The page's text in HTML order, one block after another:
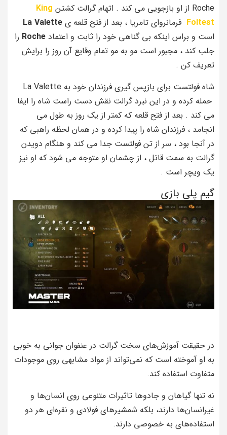
Roche از او بازجویی می کند . اتهام گرالت کشتن
King
Foltest فرمانروای تامریا ، بعد از فتح قلعه ی La Valette
است و براس اینکه بی گناهی خود را ثابت و اعتماد Roche را
جلب کند ، مجبور است مو به مو تمام وقایع آن روز را برایش
تعریف کن .
شاه فولتست برای بازپس گیری فرزندان خود به La Valette
حمله کرده و در این نبرد گرالت نقش دست راست شاه را ایفا
می کند . بعد از فتح قلعه که کمتر از یک روز به طول می
انجامد ، فرزندان شاه را پیدا کرده و در همان لحظه راهبی که
در آنجا بود ، سر از تن فولتست جدا می کند و هنگام دویدن
گرالت به سمت قاتل ، از چشمان او متوجه می شود که او نیز
یک ویچر است .
گیم پلی بازی
در حقیقت آموزش‌های سخت گرالت در عنفوان جوانی به خوبی
به او آموخته است که نمی‌تواند از مواد مشابهی روی موجودات
متفاوت استفاده کند.
نه تنها گیاهان و جادو‌ها تاثیرات متنوعی روی انسان‌ها و
غیرانسان‌ها دارند، بلکه شمشیرهای فولادی و نقره‌ای هر دو
استفاده‌های به خصوصی دارند.